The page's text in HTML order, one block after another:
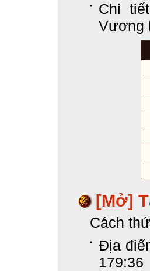
Chi
Vương
[Mở]
Cách
Địa
179:36